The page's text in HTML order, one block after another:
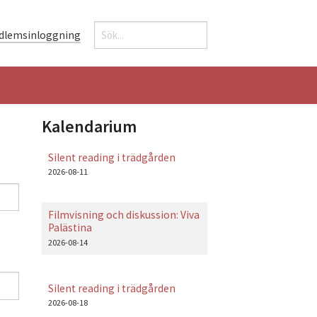
Sökformulär
Sök
Kalendarium
Silent reading i trädgården
2026-08-11
Filmvisning och diskussion: Viva
Palästina
2026-08-14
Silent reading i trädgården
2026-08-18